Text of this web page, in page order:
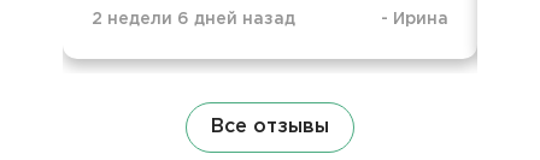
2 недели 6 дней назад - Ирина
Все отзывы